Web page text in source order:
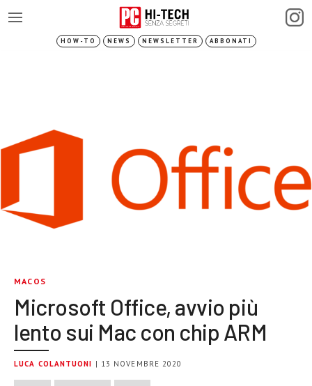
HOW-TO NEWS NEWSLETTER ABBONATI
MACOS
Microsoft Office, avvio più
lento sui Mac con chip ARM
LUCA COLANTUONI | 13 NOVEMBRE 2020